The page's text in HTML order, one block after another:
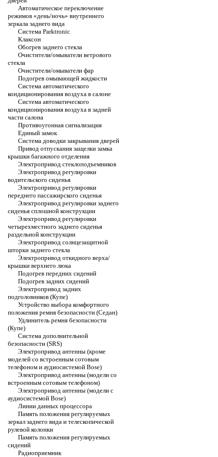
Автоматическое переключение
режимов «день/ночь» внутреннего
зеркала заднего вида
Система Parktronic
Клаксон
Обогрев заднего стекла
Очистители/омыватели ветрового
стекла
Очистители/омыватели фар
Подогрев омывающей жидкости
Система автоматического
кондиционирования воздуха в салоне
Система автоматического
кондиционирования воздуха в задней
части салона
Противоугонная сигнализация
Единый замок
Система доводки закрывания дверей
Привод отпускания защелки замка
крышки багажного отделения
Электропривод стеклоподъемников
Электропривод регулировки
водительского сиденья
Электропривод регулировки
переднего пассажирского сиденья
Электропривод регулировки заднего
сиденья сплошной конструкции
Электропривод регулировки
четырехместного заднего сиденья
раздельной конструкции
Электропривод солнцезащитной
шторки заднего стекла
Электропривод откидного верха/
крышки верхнего люка
Подогрев передних сидений
Подогрев задних сидений
Электропривод задних
подголовников (Купе)
Устройство выбора комфортного
положения ремня безопасности (Седан)
Удлинитель ремня безопасности
(Купе)
Система дополнительной
безопасности (SRS)
Электропривод антенны (кроме
моделей со встроенным сотовым
телефоном и аудиосистемой Bose)
Электропривод антенны (модели со
встроенным сотовым телефоном)
Электропривод антенны (модели с
аудиосистемой Bose)
Линии данных процессора
Память положения регулируемых
зеркал заднего вида и телескопической
рулевой колонки
Память положения регулируемых
сидений
Радиоприемник